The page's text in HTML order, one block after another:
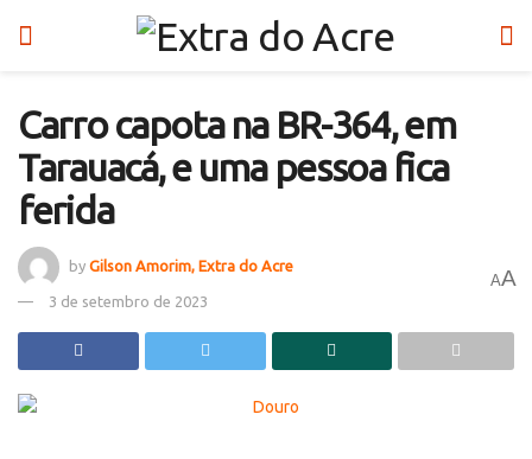
Carro capota na BR-364, em
Tarauacá, e uma pessoa fica
ferida
by Gilson Amorim, Extra do Acre
3 de setembro de 2023
AA